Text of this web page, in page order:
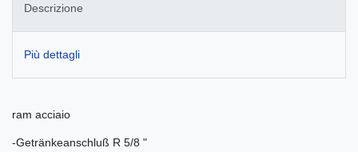
Descrizione
Più dettagli
ram acciaio
-Getränkeanschluß R 5/8 "